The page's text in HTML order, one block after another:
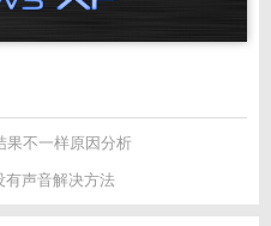
果不一样原因分析
声音解决方法